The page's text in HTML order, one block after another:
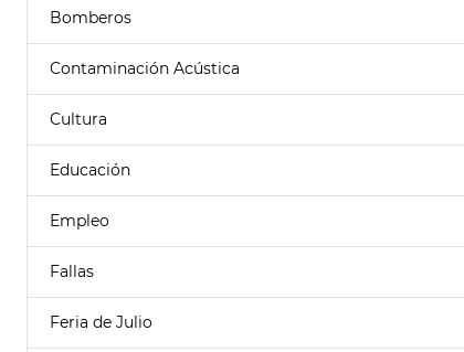
Bomberos
Contaminación Acústica
Cultura
Educación
Empleo
Fallas
Feria de Julio